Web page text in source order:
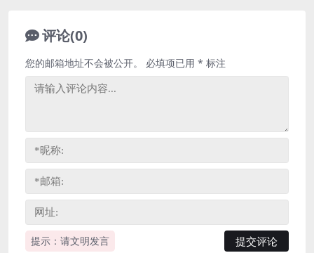
评论(0)
提示：请文明发言
您的邮箱地址不会被公开。 必填项已用 * 标注